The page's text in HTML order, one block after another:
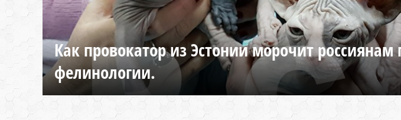
Как провокатор из Эстонии морочит россиянам
фелинологии.